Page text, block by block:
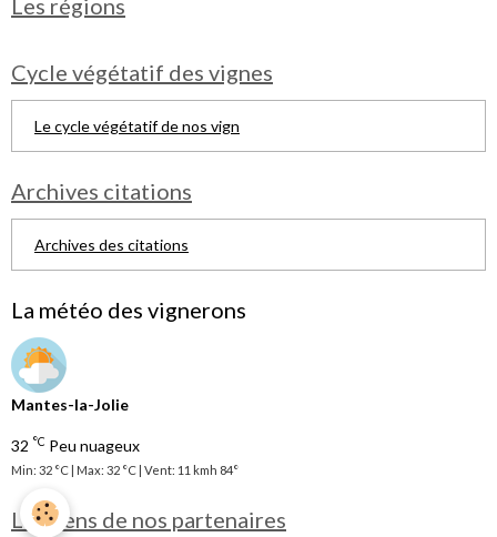
Les régions
Cycle végétatif des vignes
Le cycle végétatif de nos vign
Archives citations
Archives des citations
La météo des vignerons
Mantes-la-Jolie
32 °C Peu nuageux
Min: 32 °C | Max: 32 °C | Vent: 11 kmh 84°
Les liens de nos partenaires